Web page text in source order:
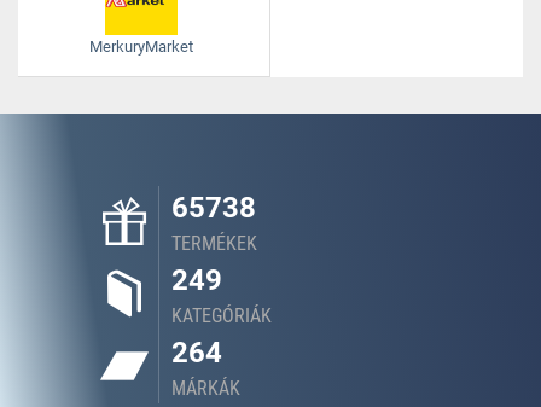
MerkuryMarket
65738
TERMÉKEK
249
KATEGÓRIÁK
264
MÁRKÁK